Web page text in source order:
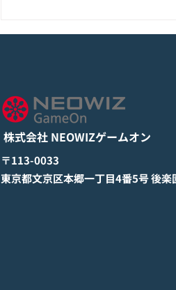
けて正式リリース！
詳しくは下記PDFをご確認くださ
い。 【ゲームオン プレスリリ
ース】 モバイル新作『ぼのぼの
なにしてる？』 Google Play
StoreとApp Storeから全世界に
向けて正式リリース！ #ぼのぼ
株式会社 NEOWIZゲームオン
​〒113-0033
東京都文京区本郷一丁目4番5号 後楽